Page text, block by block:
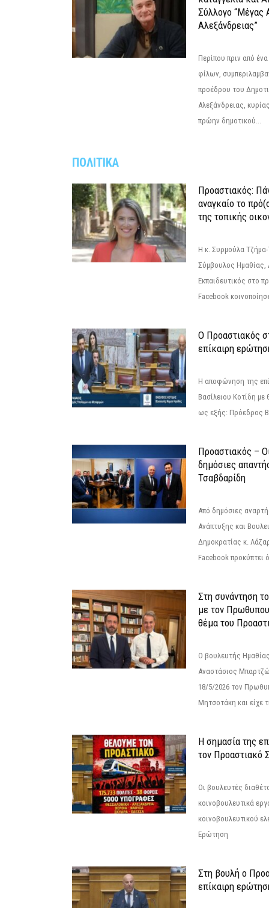
Σύλλογο “Μέγας
Αλεξάνδρειας”
Περίπου πριν από
φίλων,
προέδρου του
Αλεξάνδρειας,
πρώην δημοτικού...
ΠΟΛΙΤΙΚΑ
Προαστιακός:
αναγκαίο το
της τοπικής
Η κ. Συρμούλα
Σύμβουλος Ημαθίας,
Εκπαιδευτικός στο
Facebook
Ο Προαστιακός
επίκαιρη
Η αποφώνηση της
Βασίλειου Κοτίδη με
ως εξής: Πρόεδρος
Προαστιακός –
δημόσιες
Τσαβδαρίδη
Από δημόσιες
Ανάπτυξης και
Δημοκρατίας κ.
Facebook προκύπτει
Στη συνάντηση
με τον
θέμα του
Ο βουλευτής
Αναστάσιος
18/5/2026 τον
Μητσοτάκη και είχε
Η σημασία της
τον Προαστιακό
Οι βουλευτές
κοινοβουλευτικά
κοινοβουλευτικού
Ερώτηση
Στη βουλή ο
επίκαιρη